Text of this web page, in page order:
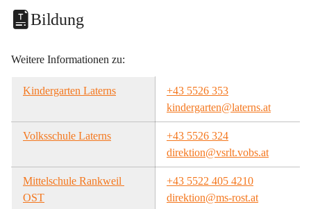
Bildung
Weitere Informationen zu:
Kindergarten Laterns
+43 5526 353
kindergarten@laterns.at
Volksschule Laterns
+43 5526 324
direktion@vsrlt.vobs.at
Mittelschule Rankweil
OST
+43 5522 405 4210
direktion@ms-rost.at